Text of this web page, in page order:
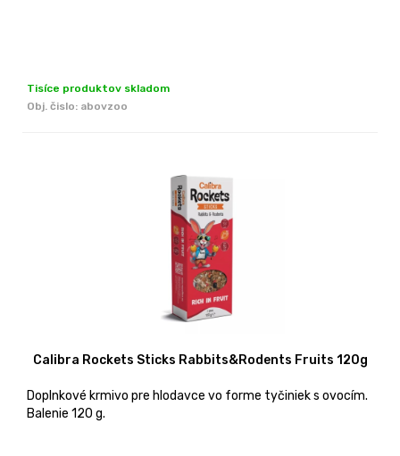
Tisíce produktov skladom
Obj. čislo: abovzoo
Calibra Rockets Sticks Rabbits&Rodents Fruits 120g
Doplnkové krmivo pre hlodavce vo forme tyčiniek s ovocím.
Balenie 120 g.